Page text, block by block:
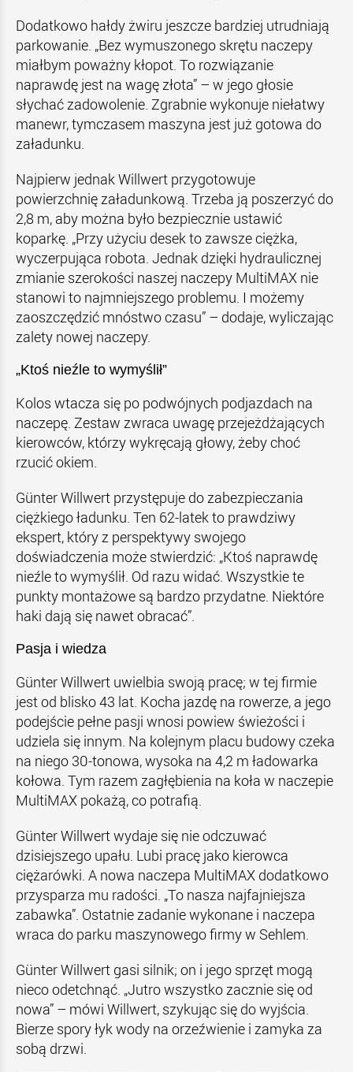
Dodatkowo hałdy żwiru jeszcze bardziej utrudniają
parkowanie. „Bez wymuszonego skrętu naczepy
miałbym poważny kłopot. To rozwiązanie
naprawdę jest na wagę złota” – w jego głosie
słychać zadowolenie. Zgrabnie wykonuje niełatwy
manewr, tymczasem maszyna jest już gotowa do
załadunku.
Najpierw jednak Willwert przygotowuje
powierzchnię załadunkową. Trzeba ją poszerzyć do
2,8 m, aby można było bezpiecznie ustawić
koparkę. „Przy użyciu desek to zawsze ciężka,
wyczerpująca robota. Jednak dzięki hydraulicznej
zmianie szerokości naszej naczepy MultiMAX nie
stanowi to najmniejszego problemu. I możemy
zaoszczędzić mnóstwo czasu” – dodaje, wyliczając
zalety nowej naczepy.
„Ktoś nieźle to wymyślił”
Kolos wtacza się po podwójnych podjazdach na
naczepę. Zestaw zwraca uwagę przejeżdżających
kierowców, którzy wykręcają głowy, żeby choć
rzucić okiem.
Günter Willwert przystępuje do zabezpieczania
ciężkiego ładunku. Ten 62-latek to prawdziwy
ekspert, który z perspektywy swojego
doświadczenia może stwierdzić: „Ktoś naprawdę
nieźle to wymyślił. Od razu widać. Wszystkie te
punkty montażowe są bardzo przydatne. Niektóre
haki dają się nawet obracać”.
Pasja i wiedza
Günter Willwert uwielbia swoją pracę; w tej firmie
jest od blisko 43 lat. Kocha jazdę na rowerze, a jego
podejście pełne pasji wnosi powiew świeżości i
udziela się innym. Na kolejnym placu budowy czeka
na niego 30-tonowa, wysoka na 4,2 m ładowarka
kołowa. Tym razem zagłębienia na koła w naczepie
MultiMAX pokażą, co potrafią.
Günter Willwert wydaje się nie odczuwać
dzisiejszego upału. Lubi pracę jako kierowca
ciężarówki. A nowa naczepa MultiMAX dodatkowo
przysparza mu radości. „To nasza najfajniejsza
zabawka”. Ostatnie zadanie wykonane i naczepa
wraca do parku maszynowego firmy w Sehlem.
Günter Willwert gasi silnik; on i jego sprzęt mogą
nieco odetchnąć. „Jutro wszystko zacznie się od
nowa” – mówi Willwert, szykując się do wyjścia.
Bierze spory łyk wody na orzeźwienie i zamyka za
sobą drzwi.